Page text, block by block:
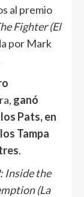
al premio
Fighter (El
por Mark
ganó
Pats, en
Tampa
.
Inside the
(La